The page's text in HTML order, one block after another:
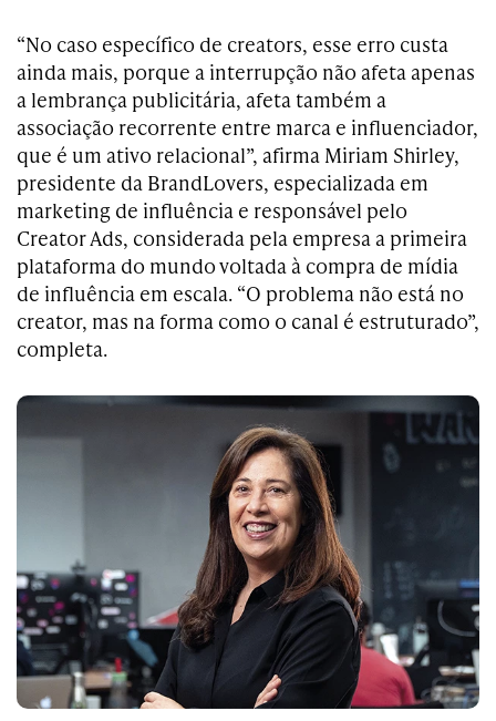
“No caso específico de creators, esse erro custa
ainda mais, porque a interrupção não afeta apenas
a lembrança publicitária, afeta também a
associação recorrente entre marca e influenciador,
que é um ativo relacional”, afirma Miriam Shirley,
presidente da BrandLovers, especializada em
marketing de influência e responsável pelo
Creator Ads, considerada pela empresa a primeira
plataforma do mundo voltada à compra de mídia
de influência em escala. “O problema não está no
creator, mas na forma como o canal é estruturado”,
completa.